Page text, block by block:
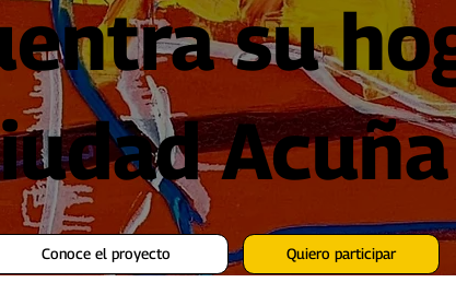
su
Acuña
Conoce el proyecto Quiero participar